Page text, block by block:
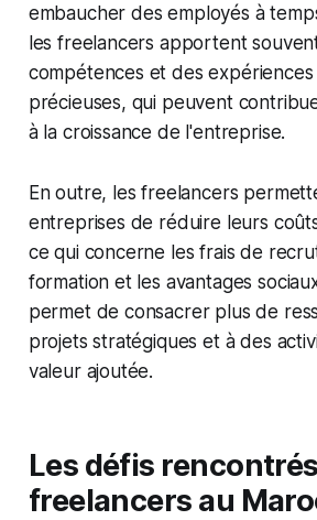
embaucher des employés à
les freelancers apportent
compétences et des
précieuses, qui peuvent
à la croissance de l'entreprise.
En outre, les freelancers
entreprises de réduire leurs
ce qui concerne les frais de
formation et les avantages
permet de consacrer plus de
projets stratégiques et à des
valeur ajoutée.
Les défis
freelancers au